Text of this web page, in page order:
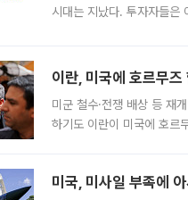
시대는 지났다. 투자자들은
이란, 미국에 호르무
미군 철수·전쟁 배상 등 재
하기도 이란이 미국에 호르
미국, 미사일 부족에